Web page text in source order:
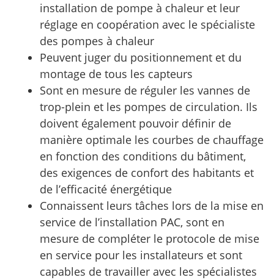
installation de pompe à chaleur et leur
réglage en coopération avec le spécialiste
des pompes à chaleur
Peuvent juger du positionnement et du
montage de tous les capteurs
Sont en mesure de réguler les vannes de
trop-plein et les pompes de circulation. Ils
doivent également pouvoir définir de
manière optimale les courbes de chauffage
en fonction des conditions du bâtiment,
des exigences de confort des habitants et
de l’efficacité énergétique
Connaissent leurs tâches lors de la mise en
service de l’installation PAC, sont en
mesure de compléter le protocole de mise
en service pour les installateurs et sont
capables de travailler avec les spécialistes